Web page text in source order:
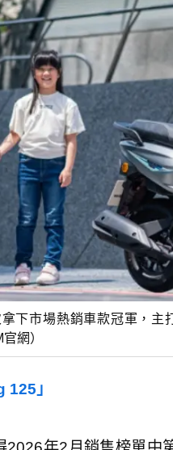
下市場熱銷車款冠軍，主
網）
」